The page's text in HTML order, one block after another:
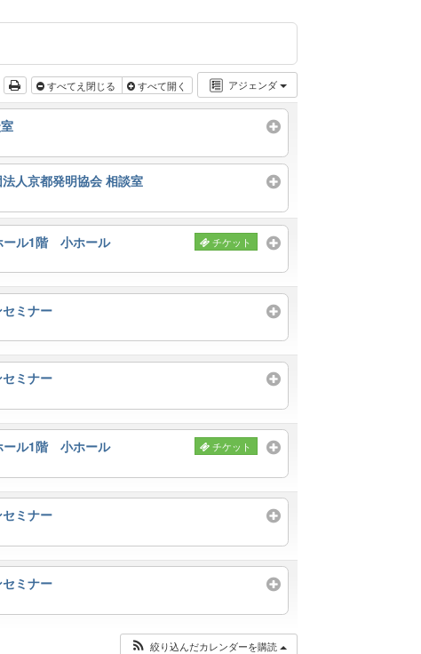
アジェンダ
すべてえ閉じる すべて開く
人京都発明協会 相談室
ール1階 小ホール チケット
ミナー
ミナー
ール1階 小ホール チケット
ミナー
ミナー
絞り込んだカレンダーを購読